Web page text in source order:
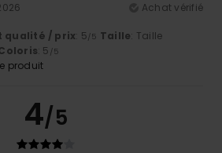
Achat vérifié
qualité / prix: 5/5 Taille: Taille
: 5 /5
produit
4/5